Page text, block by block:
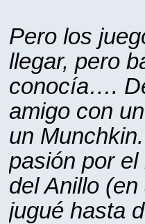
Pero los
llegar, pero
conocía….
amigo con
un
pasión por
del Anillo
jugué hasta